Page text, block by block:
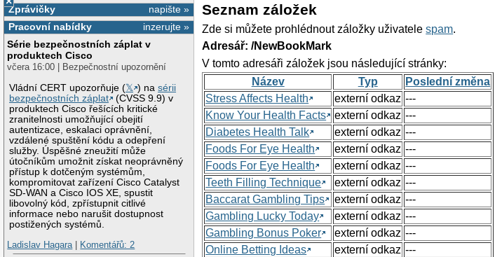
napište »
Zprávičky
inzerujte »
Pracovní nabídky
Série bezpečnostních záplat v
produktech Cisco
včera 16:00 | Bezpečnostní upozornění
Vládní CERT upozorňuje (𝕏 ) nasérii
bezpečnostních záplat
(CVSS 9.9) v
produktech Cisco řešících kritické
zranitelnosti umožňující obejití
autentizace, eskalaci oprávnění,
vzdálené spuštění kódu a odepření
služby. Úspěšné zneužití může
útočníkům umožnit získat neoprávněný
přístup k dotčeným systémům,
kompromitovat zařízení Cisco Catalyst
SD-WAN a Cisco IOS XE, spustit
libovolný kód, zpřístupnit citlivé
informace nebo narušit dostupnost
postižených systémů.
Ladislav Hagara| Komentářů: 2
Seznam záložek
Zde si můžete prohlédnout záložky uživatelespam.
Adresář: /NewBookMark
V tomto adresáři záložek jsou následující stránky:
Název
Typ
Poslední změna
Stress Affects Health
externí odkaz ---
Know Your Health Facts
externí odkaz ---
Diabetes Health Talk
externí odkaz ---
Foods For Eye Health
externí odkaz ---
Foods For Eye Health
externí odkaz ---
Teeth Filling Technique
externí odkaz ---
Baccarat Gambling Tips
externí odkaz ---
Gambling Lucky Today
externí odkaz ---
Gambling Bonus Poker
externí odkaz ---
Online Betting Ideas
externí odkaz ---